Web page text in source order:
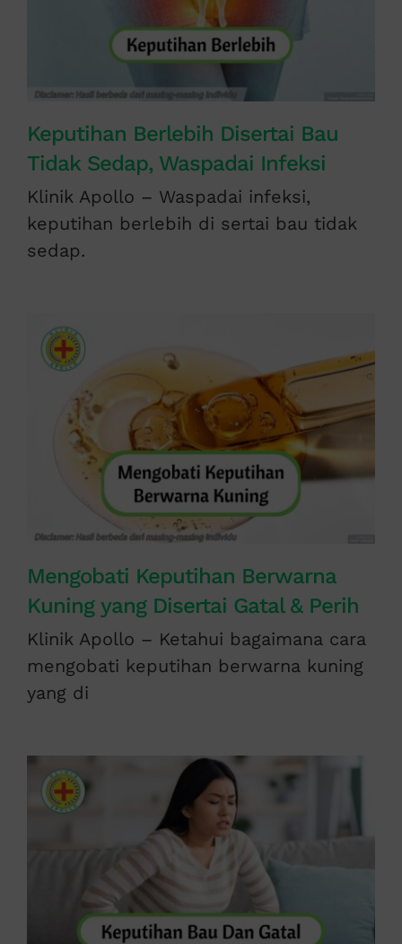
Keputihan Berlebih Disertai Bau
Tidak Sedap, Waspadai Infeksi
Klinik Apollo – Waspadai infeksi,
keputihan berlebih di sertai bau tidak
sedap.
Mengobati Keputihan Berwarna
Kuning yang Disertai Gatal & Perih
Klinik Apollo – Ketahui bagaimana cara
mengobati keputihan berwarna kuning
yang di